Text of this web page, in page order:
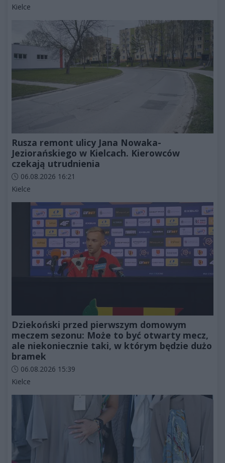
Kategorie artykułu:
Kielce
Rusza remont ulicy Jana Nowaka-
Jeziorańskiego w Kielcach. Kierowców
czekają utrudnienia
Data dodania artykułu:
06.08.2026 16:21
Kategorie artykułu:
Kielce
Dziekoński przed pierwszym domowym
meczem sezonu: Może to być otwarty mecz,
ale niekoniecznie taki, w którym będzie dużo
bramek
Data dodania artykułu:
06.08.2026 15:39
Kategorie artykułu:
Kielce